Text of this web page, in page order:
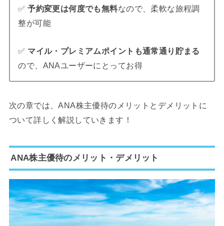
✅予約変更は何度でも無料なので、柔軟な旅程調
整が可能
✅ マイル・プレミアムポイントも通常通り貯まる
ので、ANAユーザーにとってお得
次の章では、ANA株主優待のメリットとデメリットに
ついて詳しく解説していきます！
ANA株主優待のメリット・デメリット